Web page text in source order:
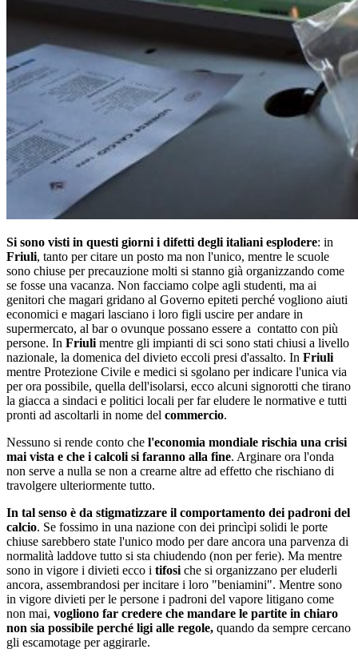
Si sono visti in questi giorni i difetti degli italiani esplodere: in
Friuli, tanto per citare un posto ma non l'unico, mentre le scuole
sono chiuse per precauzione molti si stanno già organizzando come
se fosse una vacanza. Non facciamo colpe agli studenti, ma ai
genitori che magari gridano al Governo epiteti perché vogliono aiuti
economici e magari lasciano i loro figli uscire per andare in
supermercato, al bar o ovunque possano essere a contatto con più
persone. In Friuli mentre gli impianti di sci sono stati chiusi a livello
nazionale, la domenica del divieto eccoli presi d'assalto. In Friuli
mentre Protezione Civile e medici si sgolano per indicare l'unica via
per ora possibile, quella dell'isolarsi, ecco alcuni signorotti che tirano
la giacca a sindaci e politici locali per far eludere le normative e tutti
pronti ad ascoltarli in nome del commercio.
Nessuno si rende conto che l'economia mondiale rischia una crisi
mai vista e che i calcoli si faranno alla fine. Arginare ora l'onda
non serve a nulla se non a crearne altre ad effetto che rischiano di
travolgere ulteriormente tutto.
In tal senso è da stigmatizzare il comportamento dei padroni del
calcio. Se fossimo in una nazione con dei princìpi solidi le porte
chiuse sarebbero state l'unico modo per dare ancora una parvenza di
normalità laddove tutto si sta chiudendo (non per ferie). Ma mentre
sono in vigore i divieti ecco i tifosi che si organizzano per eluderli
ancora, assembrandosi per incitare i loro "beniamini". Mentre sono
in vigore divieti per le persone i padroni del vapore litigano come
non mai, vogliono far credere che mandare le partite in chiaro
non sia possibile perché ligi alle regole, quando da sempre cercano
gli escamotage per aggirarle.